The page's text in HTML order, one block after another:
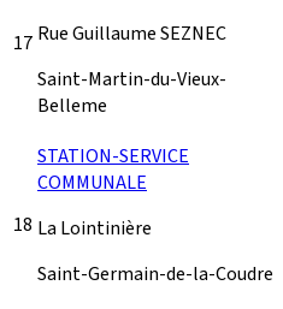
17 Rue Guillaume SEZNEC
Saint-Martin-du-Vieux-
Belleme
18
STATION-SERVICE
COMMUNALE
La Lointinière
Saint-Germain-de-la-Coudre